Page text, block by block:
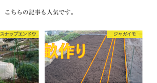
こちらの記事も人気です。
スナップエンドウ ジャガイモ